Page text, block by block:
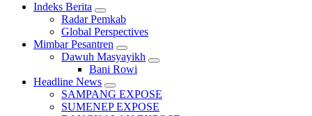
Indeks Berita
Radar Pemkab
Global Perspectives
Mimbar Pesantren
Dawuh Masyayikh
Bani Rowi
Headline News
SAMPANG EXPOSE
SUMENEP EXPOSE